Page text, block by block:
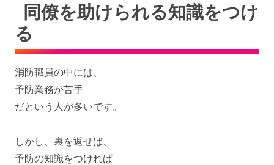
同僚を助けられる知識をつけ
る
消防職員の中には、
予防業務が苦手
だという人が多いです。
しかし、裏を返せば、
予防の知識をつければ